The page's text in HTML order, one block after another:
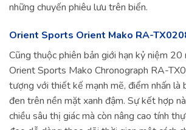
những chuyến phiêu lưu trên biển.
Orient Sports Orient Mako RA-
Cũng thuộc phiên bản giới hạn kỷ niệm 20
Orient Sports Mako Chronograph RA-
tượng với thiết kế mạnh mẽ, điểm nhấn là
đen trên nền mặt xanh đậm. Sự kết hợp
chiều sâu thị giác mà còn nâng cao tính